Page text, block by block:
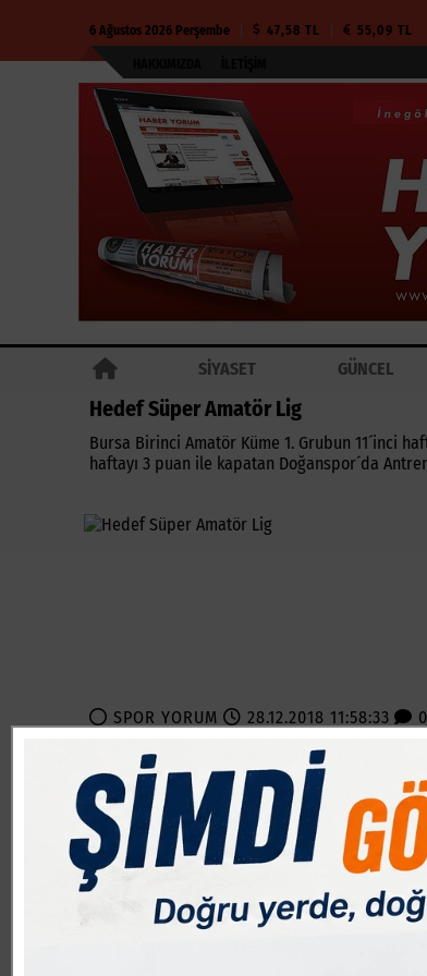
6 Ağustos 2026 Perşembe 47,58 TL 55,09 TL
SİYASET GÜNCEL
Hedef Süper Amatör Lig
Bursa Birinci Amatör Küme 1. Grubun 11´inci
haftayı 3 puan ile kapatan Doğanspor´da
SPOR YORUM 28.12.2018 11:58:33 0
Paylas
Karacebey Esnafspor maçını değerlendiren
bulduk. İkinci yarıya 3 genç oyucucuyu alarak
aldığımız dönemde rakip takım 1 gol buldu.
pozisyonları değerlendiremedi. İki takımı da
Oyuncularımı da tebrik ediyorum. Daha fazla
ilk iki takımın birbiriyle maçı var, biz
Doğanspor Pazar günü sanayi sahasında